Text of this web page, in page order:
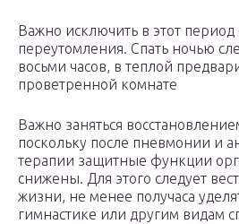
Важно исключить в этот период
переутомления. Спать ночью
восьми часов, в теплой
проветренной комнате
Важно заняться
поскольку после пневмонии и
терапии защитные функции
снижены. Для этого следует
жизни, не менее получаса
гимнастике или другим видам